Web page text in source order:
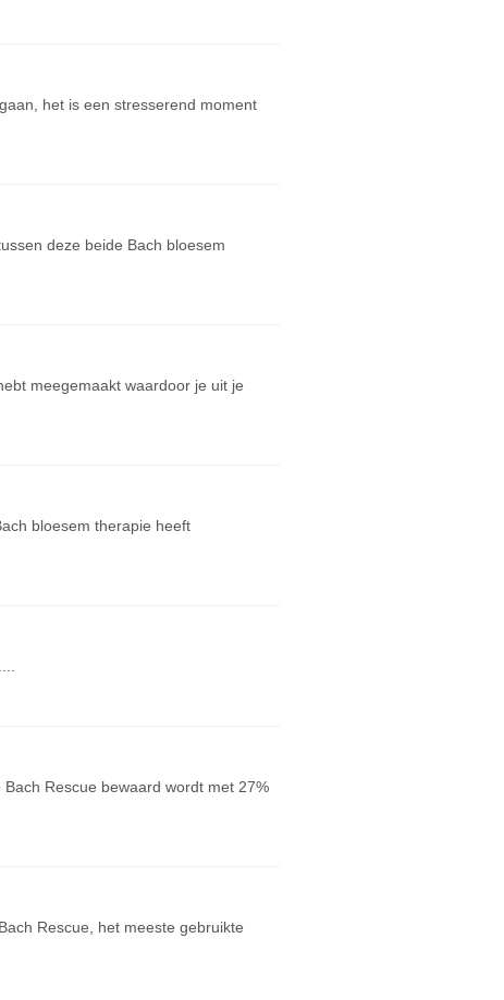
het is een stresserend moment
deze beide Bach bloesem
meegemaakt waardoor je uit je
bloesem therapie heeft
Rescue bewaard wordt met 27%
Rescue, het meeste gebruikte